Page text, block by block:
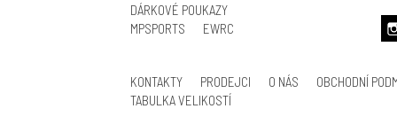
DÁRKOVÉ POUKAZY
MPSPORTS
EWRC
KONTAKTY PRODEJCI O NÁS
OBCHODNÍ
TABULKA VELIKOSTÍ